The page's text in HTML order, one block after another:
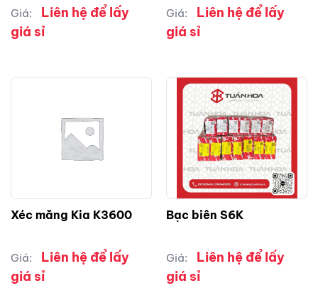
Giá:
Liên hệ để lấy
giá sỉ
Giá:
Liên hệ để lấy
giá sỉ
Xéc măng Kia K3600
Giá:
Liên hệ để lấy
giá sỉ
Bạc biên S6K
Giá:
Liên hệ để lấy
giá sỉ